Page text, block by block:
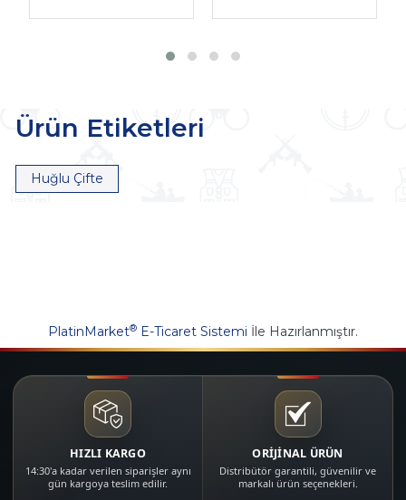
Ürün Etiketleri
Huğlu Çifte
PlatinMarket® E-Ticaret Sistemi İle Hazırlanmıştır.
HIZLI KARGO
14:30'a kadar verilen siparişler aynı
gün kargoya teslim edilir.
ORİJİNAL ÜRÜN
Distribütör garantili, güvenilir ve
markalı ürün seçenekleri.